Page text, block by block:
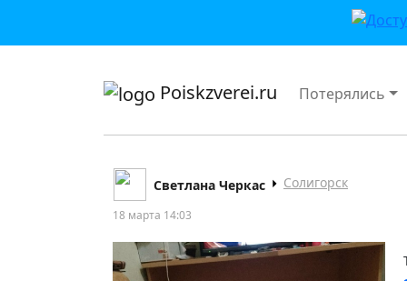
Poiskzverei.ru Потерялись
Светлана Черкас Солигорск
18 марта 14:03